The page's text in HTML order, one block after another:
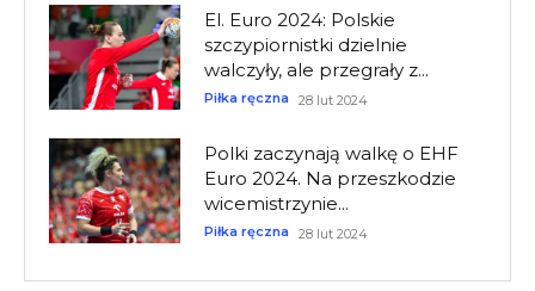
El. Euro 2024: Polskie
szczypiornistki dzielnie
walczyły, ale przegrały z...
Piłka ręczna 28 lut 2024
Polki zaczynają walkę o EHF
Euro 2024. Na przeszkodzie
wicemistrzynie...
Piłka ręczna 28 lut 2024